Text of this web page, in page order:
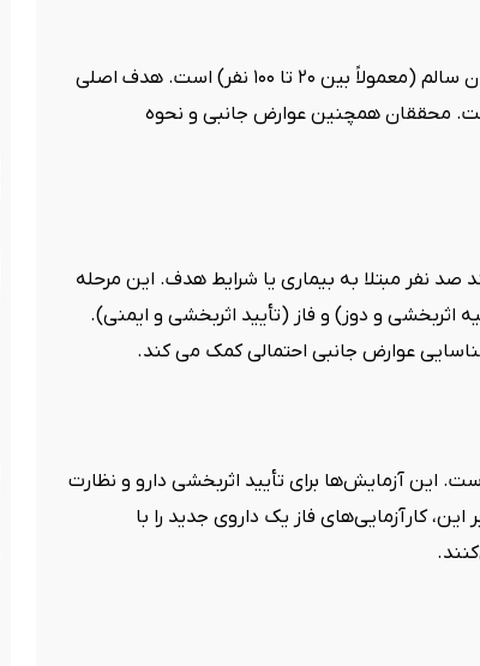
مرحله اول آزمایشات بالینی شامل گروه کوچکی از داوطلبان سالم (معمولاً بین ۲۰ تا ۱۰۰ نفر) است. هدف اصلی
است. محققان همچنین عوارض جانبی و نحوه
صد نفر مبتلا به بیماری یا شرایط هدف. این مرحله
اثربخشی و دوز) و فاز (تأیید اثربخشی و ایمنی).
عوارض جانبی احتمالی کمک می کند.
این آزمایش‌ها برای تأیید اثربخشی دارو و نظارت
کارآزمایی‌های فاز یک داروی جدید را با